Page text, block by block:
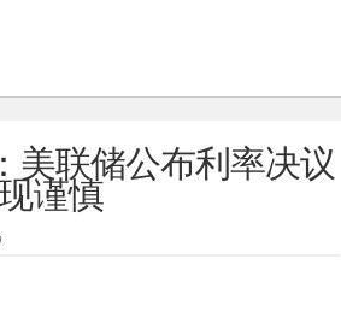
美联储公布利率决议
谨慎